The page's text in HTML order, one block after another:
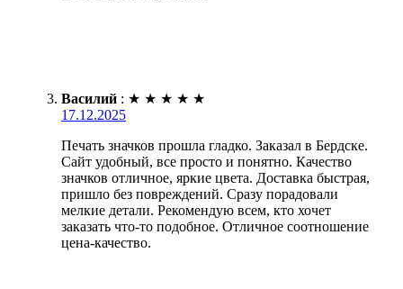
Василий : ★ ★ ★ ★ ★
17.12.2025
Печать значков прошла гладко. Заказал в Бердске.
Сайт удобный, все просто и понятно. Качество
значков отличное, яркие цвета. Доставка быстрая,
пришло без повреждений. Сразу порадовали
мелкие детали. Рекомендую всем, кто хочет
заказать что-то подобное. Отличное соотношение
цена-качество.